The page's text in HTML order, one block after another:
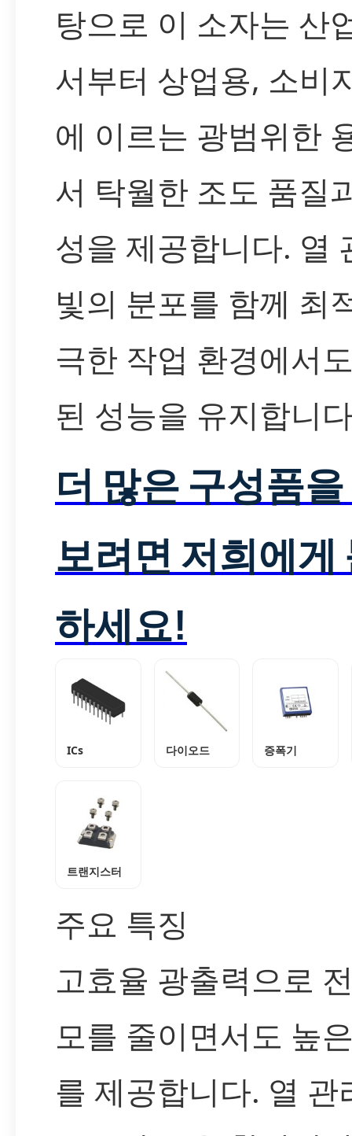
탕으로 이 소자는 산
서부터 상업용, 소비
에 이르는 광범위한
서 탁월한 조도 품질
성을 제공합니다. 열
빛의 분포를 함께 최
극한 작업 환경에서
된 성능을 유지합니
더 많은 구성품
보려면 저희에게
하세요!
ICs 다이오드 증폭기
트랜지스터
주요 특징
고효율 광출력으로
모를 줄이면서도 높
를 제공합니다. 열 관